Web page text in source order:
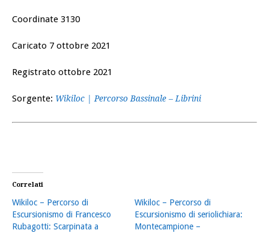
Coordinate 3130
Caricato 7 ottobre 2021
Registrato ottobre 2021
Sorgente: Wikiloc | Percorso Bassinale – Librini
Correlati
Wikiloc – Percorso di
Escursionismo di Francesco
Rubagotti: Scarpinata a
Wikiloc – Percorso di
Escursionismo di seriolichiara:
Montecampione –